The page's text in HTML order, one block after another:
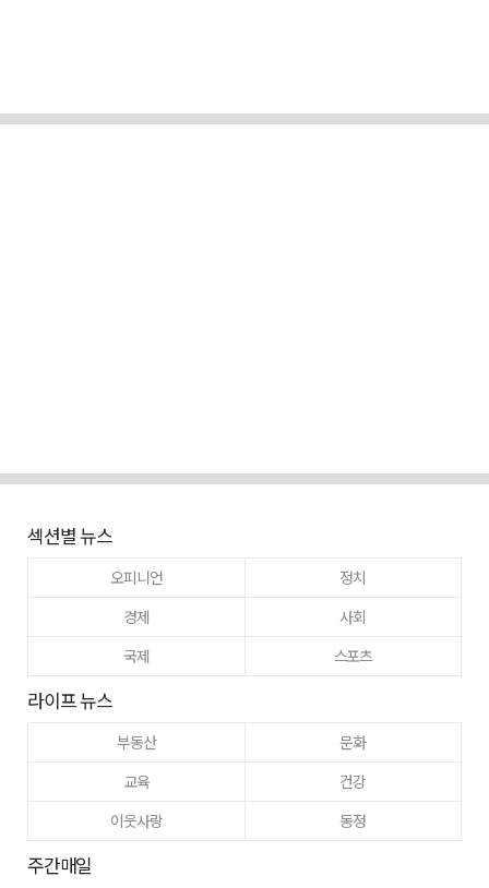
섹션별 뉴스
오피니언
정치
경제
사회
국제
스포츠
라이프 뉴스
부동산
문화
교육
건강
이웃사랑
동정
주간매일